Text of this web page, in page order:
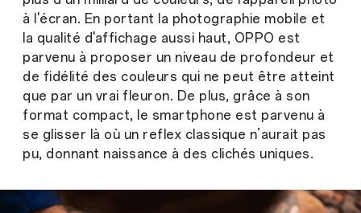
à l'écran. En portant la photographie mobile et
la qualité d'affichage aussi haut, OPPO est
parvenu à proposer un niveau de profondeur et
de fidélité des couleurs qui ne peut être atteint
que par un vrai fleuron. De plus, grâce à son
format compact, le smartphone est parvenu à
se glisser là où un reflex classique n’aurait pas
pu, donnant naissance à des clichés uniques.